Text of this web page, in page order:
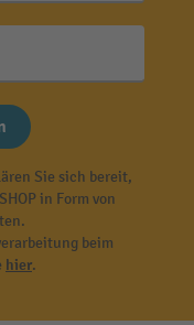
Sie sich bereit,
in Form von
beim
hier.